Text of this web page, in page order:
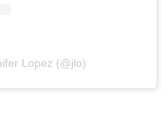
Lopez (@jlo)